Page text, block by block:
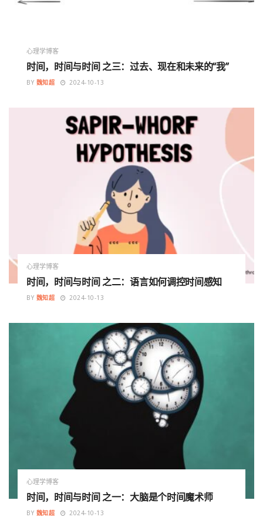
心理学博客
时间，时间与时间 之三：过去、现在和未来的“我”
BY 魏知超 2024-10-13
心理学博客
时间，时间与时间 之二：语言如何调控时间感知
BY 魏知超 2024-10-13
心理学博客
时间，时间与时间 之一：大脑是个时间魔术师
BY 魏知超 2024-10-13